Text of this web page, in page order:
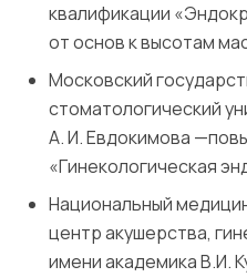
квалификации
от основ к высотам
Московский
стоматологический
А. И. Евдокимова
«Гинекологическая
Национальный
центр акушерства,
имени академика В.И.